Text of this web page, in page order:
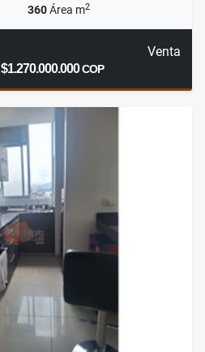
360Área m2
Venta
$1.270.000.000COP